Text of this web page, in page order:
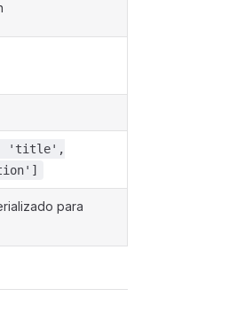
'title',
para